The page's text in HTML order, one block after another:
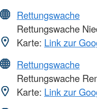
Rettungswache
Rettungswache
Karte: Link zur
Rettungswache
Rettungswache
Karte: Link zur